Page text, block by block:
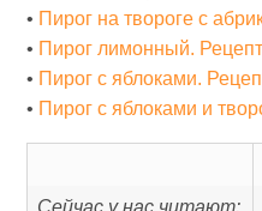
• Пирог на твороге с
• Пирог лимонный. Рецепт
• Пирог с яблоками.
• Пирог с яблоками и
Сейчас у нас читают: